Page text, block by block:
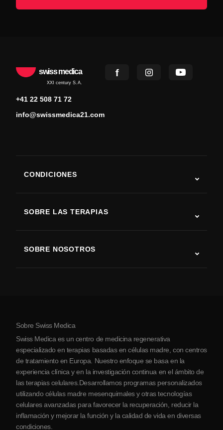
swiss medica
XXI century S.A.
+41 22 508 71 72
info@swissmedica21.com
CONDICIONES
Enfermedad de Parkinson
Artritis
SOBRE LAS TERAPIAS
SOBRE NOSOTROS
Sobre Serbia
Colaboraciones
Sobre Swiss Medica
Swiss Medica es un centro de medicina regenerativa
especializado en terapias basadas en células madre, con centros
de tratamiento en Europa. Nuestro enfoque se basa en la
experiencia clínica y en la investigación continua en el ámbito de
las terapias celulares.Desarrollamos programas personalizados
utilizando células madre mesenquimales y otras tecnologías
celulares avanzadas para favorecer la recuperación, reducir la
inflamación y mejorar la función y la calidad de vida en diversas
condiciones.